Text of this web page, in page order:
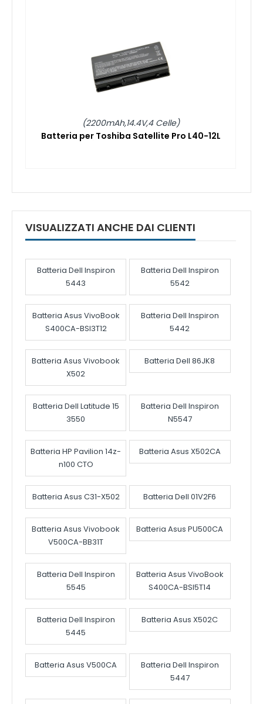
(2200mAh,14.4V,4 Celle)
Batteria per Toshiba Satellite Pro L40-12L
VISUALIZZATI ANCHE DAI CLIENTI
Batteria Dell Inspiron
5443
Batteria Dell Inspiron
5542
Batteria Asus VivoBook
S400CA-BSI3T12
Batteria Dell Inspiron
5442
Batteria Asus Vivobook
X502
Batteria Dell 86JK8
Batteria Dell Latitude 15
3550
Batteria Dell Inspiron
N5547
Batteria HP Pavilion 14z-
n100 CTO
Batteria Asus X502CA
Batteria Asus C31-X502 Batteria Dell 01V2F6
Batteria Asus Vivobook
V500CA-BB31T
Batteria Asus PU500CA
Batteria Dell Inspiron
5545
Batteria Asus VivoBook
S400CA-BSI5T14
Batteria Dell Inspiron
5445
Batteria Asus X502C
Batteria Asus V500CA
Batteria Dell Inspiron
5447